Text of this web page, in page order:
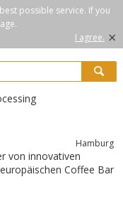
possible service. If you
I agree. ×
Hamburg
von innovativen
Coffee Bar